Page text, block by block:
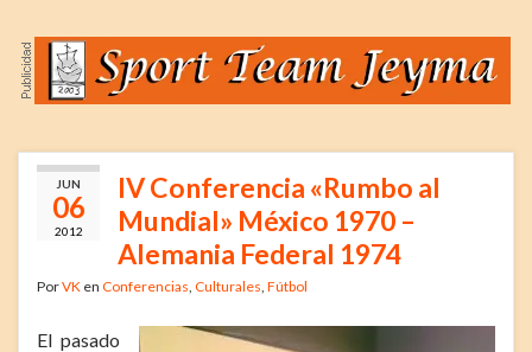
JUN
06
2012
IV Conferencia «Rumbo al
Mundial» México 1970 –
Alemania Federal 1974
PorVK en Conferencias Culturales Fútbol
El pasado